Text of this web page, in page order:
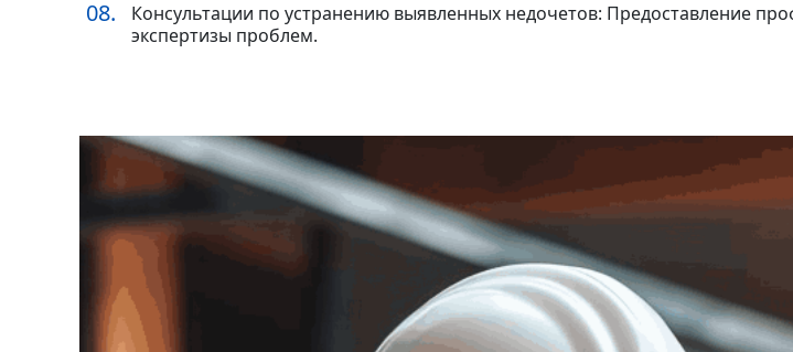
Консультации по устранению выявленных недочетов: Предоставление
экспертизы проблем.